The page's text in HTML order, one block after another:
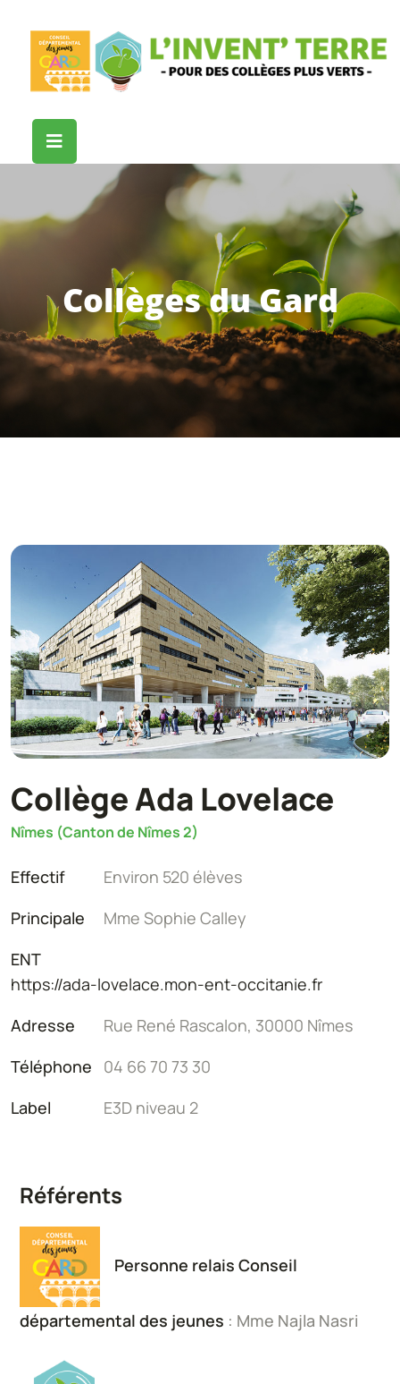
Collèges du Gard
Collège Ada Lovelace
Nîmes (Canton de Nîmes 2)
Effectif
Environ 520 élèves
Principale
Mme Sophie Calley
ENT
https://ada-lovelace.mon-ent-occitanie.fr
Adresse
Rue René Rascalon, 30000 Nîmes
Téléphone
04 66 70 73 30
Label
E3D niveau 2
Référents
Personne relais Conseil
départemental des jeunes : Mme Najla Nasri